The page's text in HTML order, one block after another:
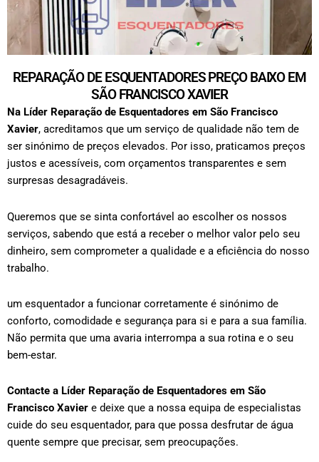
REPARAÇÃO DE ESQUENTADORES PREÇO BAIXO EM
SÃO FRANCISCO XAVIER
Na Líder Reparação de Esquentadores em São Francisco
Xavier, acreditamos que um serviço de qualidade não tem de
ser sinónimo de preços elevados. Por isso, praticamos preços
justos e acessíveis, com orçamentos transparentes e sem
surpresas desagradáveis.
Queremos que se sinta confortável ao escolher os nossos
serviços, sabendo que está a receber o melhor valor pelo seu
dinheiro, sem comprometer a qualidade e a eficiência do nosso
trabalho.
um esquentador a funcionar corretamente é sinónimo de
conforto, comodidade e segurança para si e para a sua família.
Não permita que uma avaria interrompa a sua rotina e o seu
bem-estar.
Contacte a Líder Reparação de Esquentadores em São
Francisco Xavier e deixe que a nossa equipa de especialistas
cuide do seu esquentador, para que possa desfrutar de água
quente sempre que precisar, sem preocupações.